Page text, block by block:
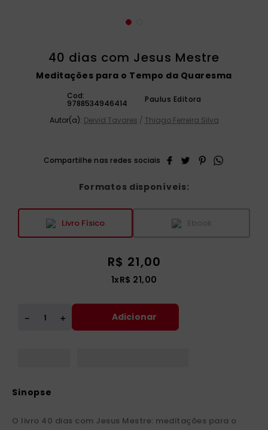
40 dias com Jesus Mestre
Meditações para o Tempo da Quaresma
Cod:
9788534946414 Paulus Editora
Autor(a): Deivid Tavares / Thiago Ferreira Silva
Formatos disponíveis:
Livro Físico
R$ 21,00
1xR$ 21,00
＋
－ Adicionar
O livro 40 dias com Jesus Mestre: meditações para o